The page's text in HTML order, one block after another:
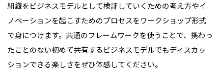
組織をビジネスモデルとして検証していくための考え方やイ
ノベーションを起こすためのプロセスをワークショップ形式
で身につけます。共通のフレームワークを使うことで、携わっ
たことのない初めて共有するビジネスモデルでもディスカッ
ションできる楽しさをぜひ体感してください。